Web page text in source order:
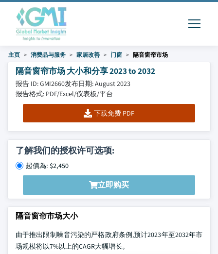
主页 消费品与服务 家居改善 门窗 隔音窗帘市场
隔音窗帘市场 大小和分享 2023 to 2032
报告 ID: GMI2660发布日期: August 2023
报告格式: PDF/Excel/仪表板/平台
下载免费 PDF
了解我们的授权许可选项:
起價為: $2,450
立即购买
隔音窗帘市场大小
由于推出限制噪音污染的严格政府条例,预计2023年至2032年市
场规模将以7%以上的CAGR大幅增长。